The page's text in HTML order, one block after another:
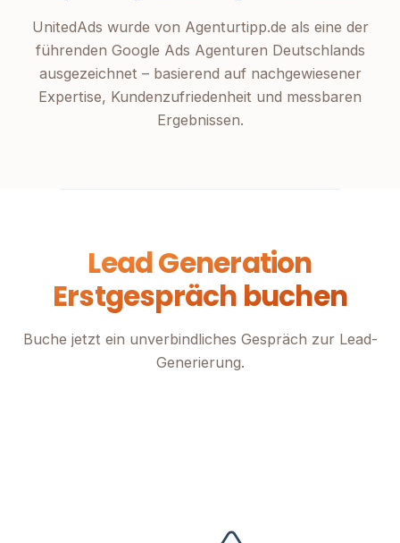
UnitedAds wurde von Agenturtipp.de als eine der
führenden Google Ads Agenturen Deutschlands
ausgezeichnet – basierend auf nachgewiesener
Expertise, Kundenzufriedenheit und messbaren
Ergebnissen.
Lead Generation
Erstgespräch buchen
Buche jetzt ein unverbindliches Gespräch zur Lead-
Generierung.